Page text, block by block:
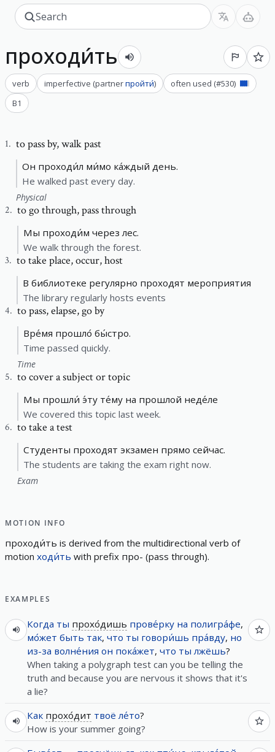
проходи́ть
verb imperfective (partnerпройти́) often used (#530)
B1
1. to pass by,walk past
Он проходи́л ми́мо ка́ждый день.
He walked past every day.
Physical
2. to go through,pass through
Мы проходи́м через лес.
We walk through the forest.
3. to take place,occur, host
В библиотеке регулярно проходят мероприятия
The library regularly hosts events
4. to pass,elapse, go by
Вре́мя прошло́ бы́стро.
Time passed quickly.
Time
5. to cover a subject or topic
Мы прошли́ э́ту те́му на прошлой неде́ле
We covered this topic last week.
6. to take a test
Студенты проходят экзамен прямо сейчас.
The students are taking the exam right now.
Exam
MOTION INFO
проходи́ть is derived from the multidirectional verb of
motion ходи́ть with prefix про- (pass through).
EXAMPLES
Когда ты прохо́дишь прове́рку на полигра́фе,
мо́жет быть так, что ты говори́шь пра́вду, но
из-за волне́ния он пока́жет, что ты лжёшь?
When taking a polygraph test can you be telling the
truth and because you are nervous it shows that it's
a lie?
Как прохо́дит твоё ле́то?
How is your summer going?